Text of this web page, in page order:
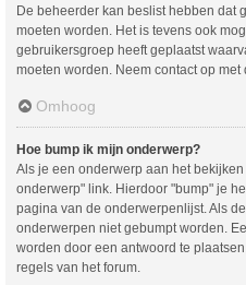
De beheerder kan beslist hebben dat
moeten worden. Het is tevens ook
gebruikersgroep heeft geplaatst
moeten worden. Neem contact op
Omhoog
Hoe bump ik mijn onderwerp?
Als je een onderwerp aan het
onderwerp" link. Hierdoor "bump" je
pagina van de onderwerpenlijst. Als
onderwerpen niet gebumpt worden.
worden door een antwoord te
regels van het forum.